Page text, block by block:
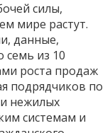
силы,
мире растут.
данные,
семь из 10
роста продаж
подрядчиков по
нежилых
системам и